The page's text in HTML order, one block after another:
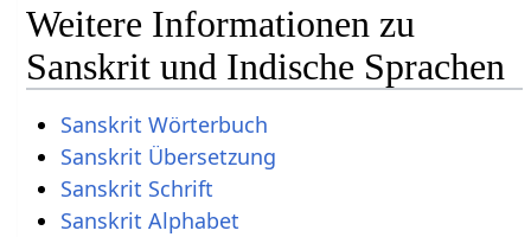
Weitere Informationen zu
Sanskrit und Indische Sprachen
Sanskrit Wörterbuch
Sanskrit Übersetzung
Sanskrit Schrift
Sanskrit Alphabet